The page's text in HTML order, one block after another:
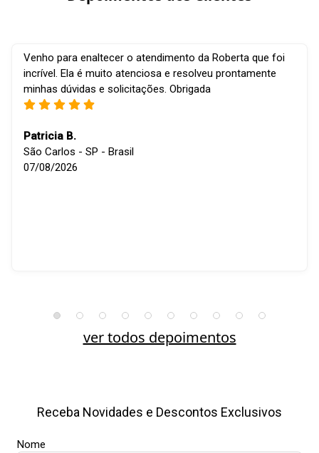
Venho para enaltecer o atendimento da Roberta que foi
incrível. Ela é muito atenciosa e resolveu prontamente
minhas dúvidas e solicitações. Obrigada
Patricia B.
São Carlos - SP - Brasil
07/08/2026
ver todos depoimentos
Receba Novidades e Descontos Exclusivos
Nome